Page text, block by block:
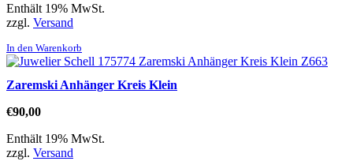
Enthält 19% MwSt.
zzgl. Versand
In den Warenkorb
Zaremski Anhänger Kreis Klein
€90,00
Enthält 19% MwSt.
zzgl. Versand